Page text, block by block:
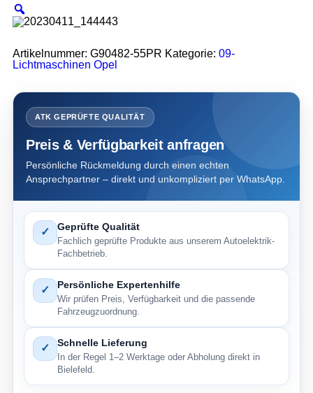
Artikelnummer: G90482-55PR Kategorie: 09-
Lichtmaschinen Opel
ATK GEPRÜFTE QUALITÄT
Preis & Verfügbarkeit anfragen
Persönliche Rückmeldung durch einen echten
Ansprechpartner – direkt und unkompliziert per WhatsApp.
✓ Geprüfte Qualität
Fachlich geprüfte Produkte aus unserem Autoelektrik-
Fachbetrieb.
✓ Persönliche Expertenhilfe
Wir prüfen Preis, Verfügbarkeit und die passende
Fahrzeugzuordnung.
✓ Schnelle Lieferung
In der Regel 1–2 Werktage oder Abholung direkt in
Bielefeld.